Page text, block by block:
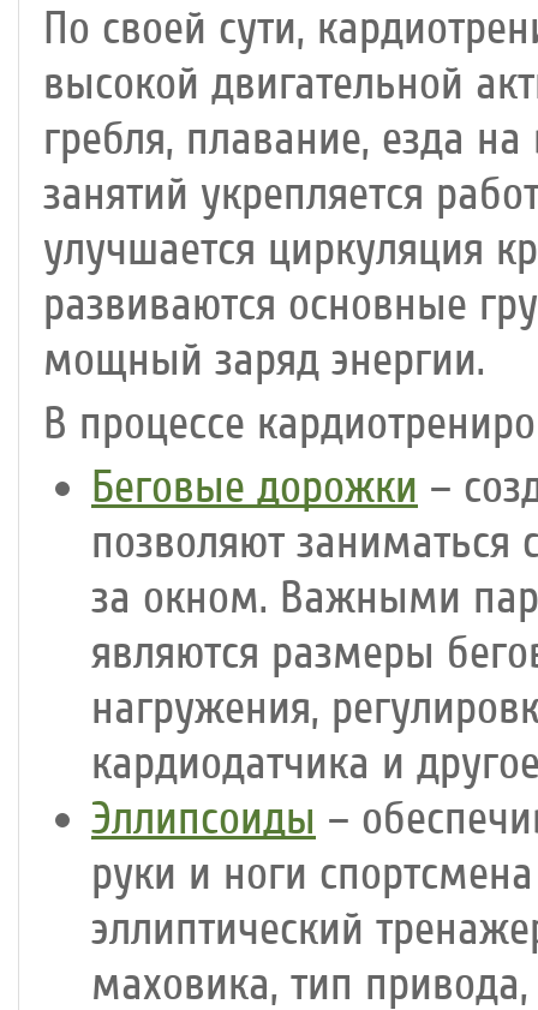
По своей сути,
высокой двигательной
гребля, плавание, езда
занятий укрепляется
улучшается циркуляция
развиваются основные
мощный заряд энергии.
В процессе
Беговые дорожки –
позволяют
за окном. Важными
являются размеры
нагружения,
кардиодатчика и
Эллипсоиды –
руки и ноги
эллиптический
маховика, тип